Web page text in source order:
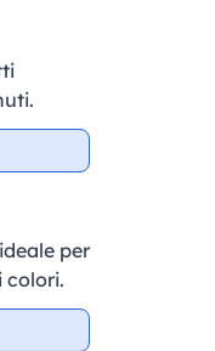
per
colori.